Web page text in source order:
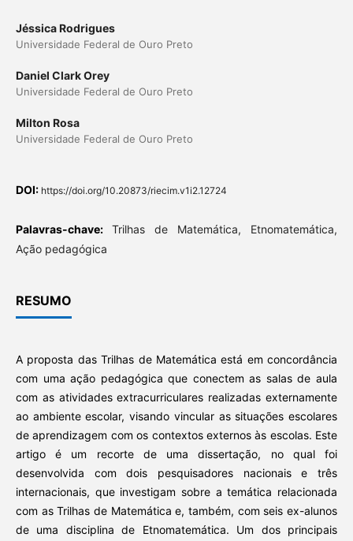
Jéssica Rodrigues
Universidade Federal de Ouro Preto
Daniel Clark Orey
Universidade Federal de Ouro Preto
Milton Rosa
Universidade Federal de Ouro Preto
DOI: https://doi.org/10.20873/riecim.v1i2.12724
Palavras-chave: Trilhas de Matemática, Etnomatemática,
Ação pedagógica
RESUMO
A proposta das Trilhas de Matemática está em concordância
com uma ação pedagógica que conectem as salas de aula
com as atividades extracurriculares realizadas externamente
ao ambiente escolar, visando vincular as situações escolares
de aprendizagem com os contextos externos às escolas. Este
artigo é um recorte de uma dissertação, no qual foi
desenvolvida com dois pesquisadores nacionais e três
internacionais, que investigam sobre a temática relacionada
com as Trilhas de Matemática e, também, com seis ex-alunos
de uma disciplina de Etnomatemática. Um dos principais